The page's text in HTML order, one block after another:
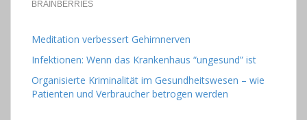
Meditation verbessert Gehirnnerven
Infektionen: Wenn das Krankenhaus “ungesund” ist
Organisierte Kriminalität im Gesundheitswesen – wie
Patienten und Verbraucher betrogen werden